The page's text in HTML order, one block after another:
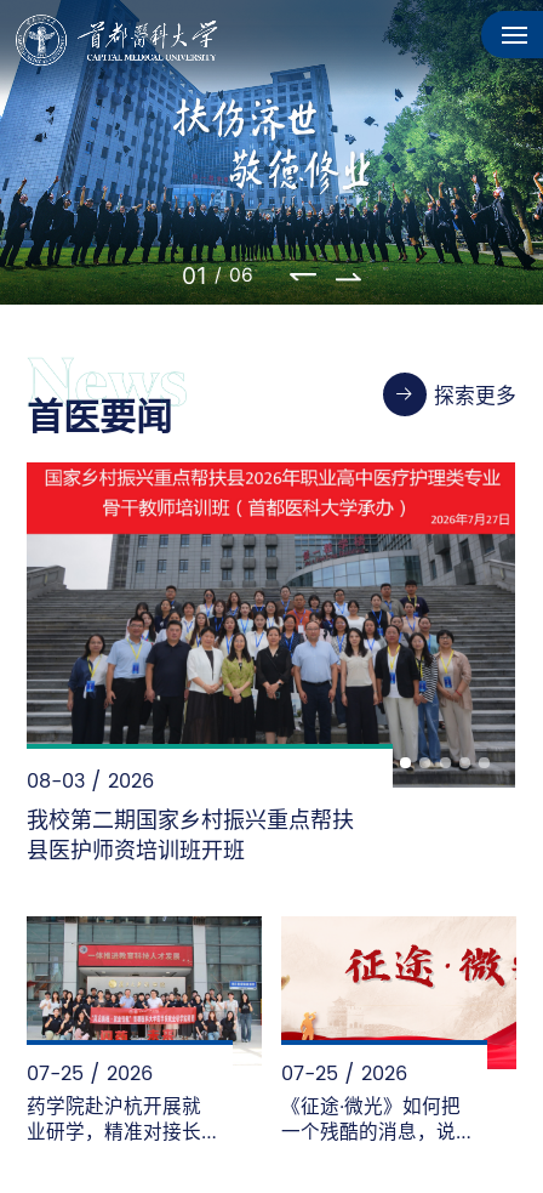
02 / 06
首医要闻 探索更多
08-03 / 2026
我校第二期国家乡村振兴重点帮扶
县医护师资培训班开班
07-25 / 2026
药学院赴沪杭开展就
业研学，精准对接长
07-25 / 2026
《征途·微光》如何把
一个残酷的消息，说